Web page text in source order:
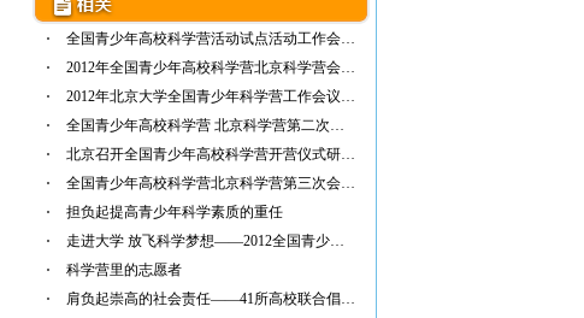
全国青少年高校科学营活动试点活动工作会议在…
2012年全国青少年高校科学营北京科学营会议召开
2012年北京大学全国青少年科学营工作会议顺利…
全国青少年高校科学营 北京科学营第二次会议…
北京召开全国青少年高校科学营开营仪式研讨会
全国青少年高校科学营北京科学营第三次会议召开
担负起提高青少年科学素质的重任
走进大学 放飞科学梦想——2012全国青少年高…
科学营里的志愿者
肩负起崇高的社会责任——41所高校联合倡议书